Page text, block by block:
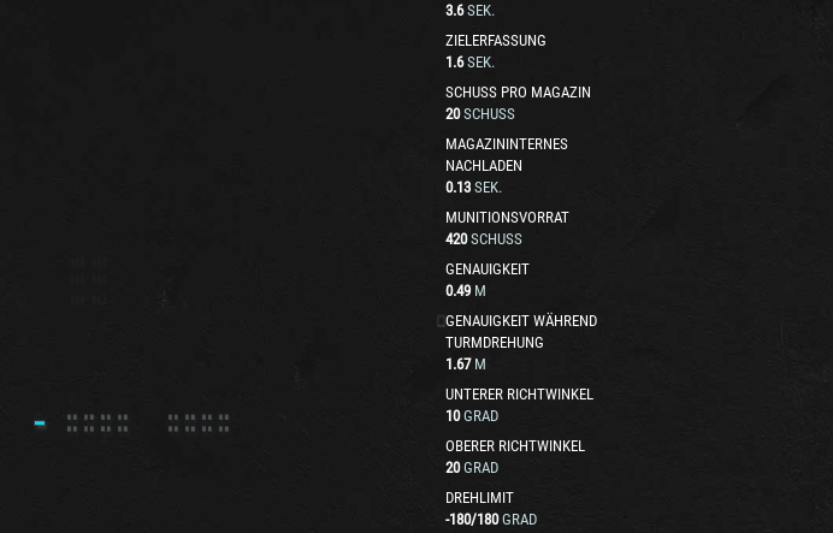
3.6 SEK.
ZIELERFASSUNG
1.6 SEK.
SCHUSS PRO MAGAZIN
20 SCHUSS
MAGAZININTERNES
NACHLADEN
0.13 SEK.
MUNITIONSVORRAT
420 SCHUSS
GENAUIGKEIT
0.49 M
GENAUIGKEIT WÄHREND
TURMDREHUNG
1.67 M
UNTERER RICHTWINKEL
10 GRAD
OBERER RICHTWINKEL
20 GRAD
DREHLIMIT
-180/180 GRAD